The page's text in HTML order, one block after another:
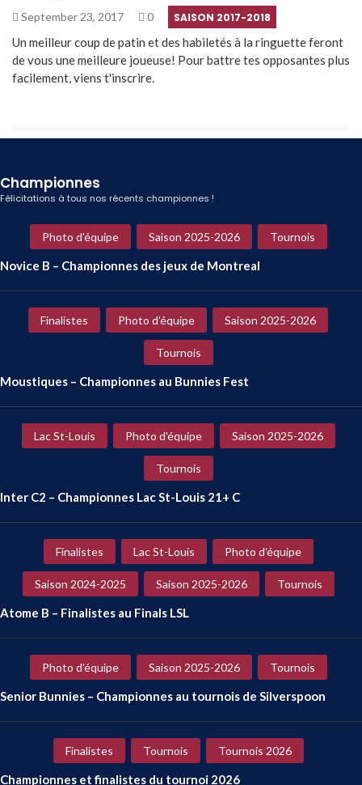
September 23, 2017 0 SAISON 2017-2018
Un meilleur coup de patin et des habiletés à la ringuette feront
de vous une meilleure joueuse! Pour battre tes opposantes plus
facilement, viens t'inscrire.
Championnes
Félicitations à tous nos récents championnes !
Photo d'équipe Saison 2025-2026 Tournois
Novice B – Championnes des jeux de Montreal
Finalistes Photo d'équipe Saison 2025-2026
Tournois
Moustiques – Championnes au Bunnies Fest
Lac St-Louis Photo d'équipe Saison 2025-2026
Tournois
Inter C2 – Championnes Lac St-Louis 21+ C
Finalistes Lac St-Louis Photo d'équipe
Saison 2024-2025 Saison 2025-2026 Tournois
Atome B – Finalistes au Finals LSL
Photo d'équipe Saison 2025-2026 Tournois
Senior Bunnies – Championnes au tournois de Silverspoon
Finalistes Tournois Tournois 2026
Championnes et finalistes du tournoi 2026